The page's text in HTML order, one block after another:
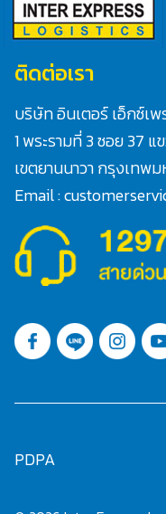
ติดต่อเรา
บริษัท อินเตอร์ เอ็กซ์เ
1 พระรามที่ 3 ซอย 37
เขตยานนาวา กรุงเทพม
Email :
PDPA